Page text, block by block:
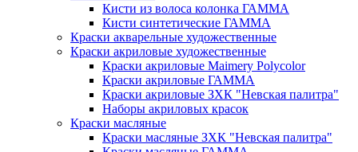
Кисти из волоса колонка ГАММА
Кисти синтетические ГАММА
Краски акварельные художественные
Краски акриловые художественные
Краски акриловые Maimery Polycolor
Краски акриловые ГАММА
Краски акриловые ЗХК "Невская палитра"
Наборы акриловых красок
Краски масляные
Краски масляные ЗХК "Невская палитра"